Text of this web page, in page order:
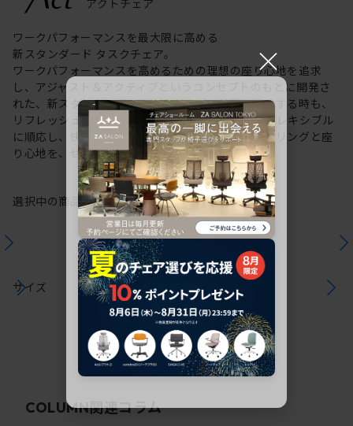
ワークパフォーマンスを最大限に高める
新スタンダード タスクチェア。
ワークパフォーマンスを高めるための理想の座り心地を追求
し、アジャスト＆アクティブというコンセプトのもとに開発さ
れた、新スタンダードのタスクチェア。作業に集中する時も、
リフレッシュする時も、座る姿勢や身体の動きにフレキシブル
に順応し、快適にサポートします。新感覚のスタイリングと座
り心地を、ぜひご体感ください。
選択中の商品情報保証注意事項
サイズ
COLUMN関連コラム
×